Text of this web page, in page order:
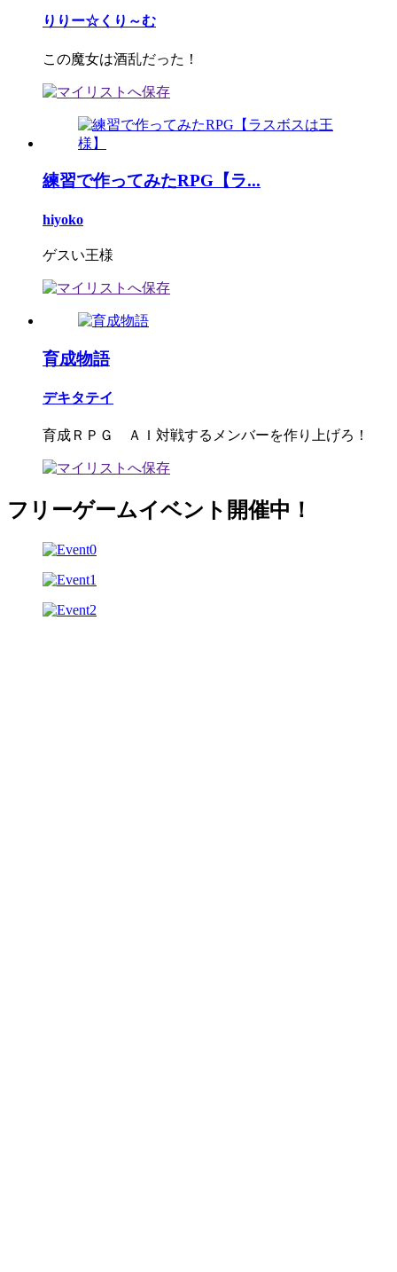
りりー☆くり～む
この魔女は酒乱だった！
練習で作ってみたRPG【ラ...
hiyoko
ゲスい王様
育成物語
デキタテイ
育成ＲＰＧ ＡＩ対戦するメンバーを作り上げろ！
フリーゲームイベント開催中！